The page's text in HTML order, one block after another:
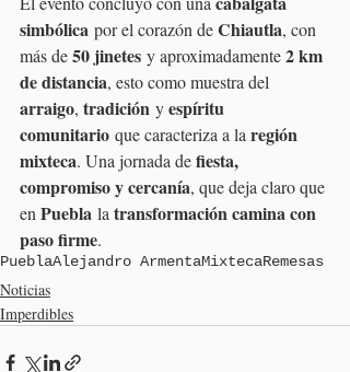
simbólica por el corazón de Chiautla, con
más de 50 jinetes y aproximadamente 2 km
de distancia, esto como muestra del
arraigo, tradición y espíritu
comunitario que caracteriza a la región
mixteca. Una jornada de fiesta,
compromiso y cercanía, que deja claro que
en Puebla la transformación camina con
paso firme.
PueblaAlejandro ArmentaMixtecaRemesas
Noticias
Imperdibles